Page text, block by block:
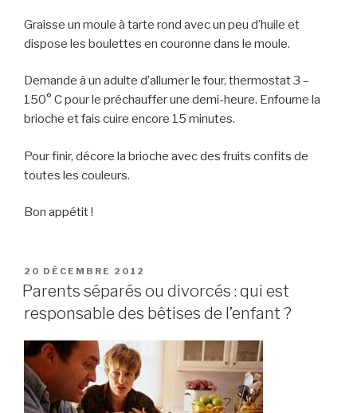
Graisse un moule à tarte rond avec un peu d’huile et
dispose les boulettes en couronne dans le moule.
Demande à un adulte d’allumer le four, thermostat 3 –
150° C pour le préchauffer une demi-heure. Enfourne la
brioche et fais cuire encore 15 minutes.
Pour finir, décore la brioche avec des fruits confits de
toutes les couleurs.
Bon appétit !
PUBLIÉ
LE
20 DÉCEMBRE 2012
Parents séparés ou divorcés : qui est
responsable des bêtises de l’enfant ?